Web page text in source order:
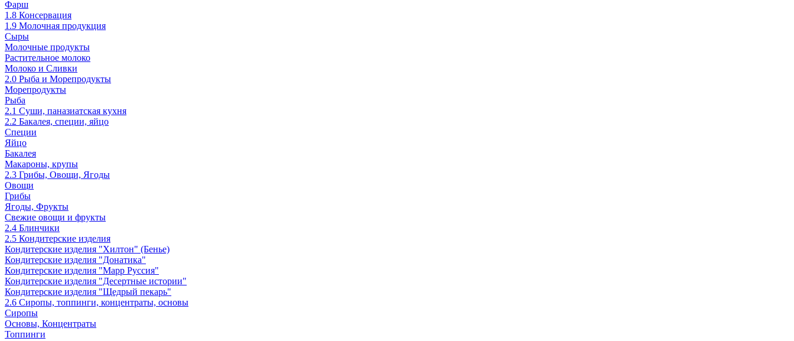
Фарш
1.8 Консервация
1.9 Молочная продукция
Сыры
Молочные продукты
Растительное молоко
Молоко и Сливки
2.0 Рыба и Морепродукты
Морепродукты
Рыба
2.1 Суши, паназиатская кухня
2.2 Бакалея, специи, яйцо
Специи
Яйцо
Бакалея
Макароны, крупы
2.3 Грибы, Овощи, Ягоды
Овощи
Грибы
Ягоды, Фрукты
Свежие овощи и фрукты
2.4 Блинчики
2.5 Кондитерские изделия
Кондитерские изделия "Хилтон" (Бенье)
Кондитерские изделия "Донатика"
Кондитерские изделия "Марр Руссия"
Кондитерские изделия "Десертные истории"
Кондитерские изделия "Щедрый пекарь"
2.6 Сиропы, топпинги, концентраты, основы
Сиропы
Основы, Концентраты
Топпинги